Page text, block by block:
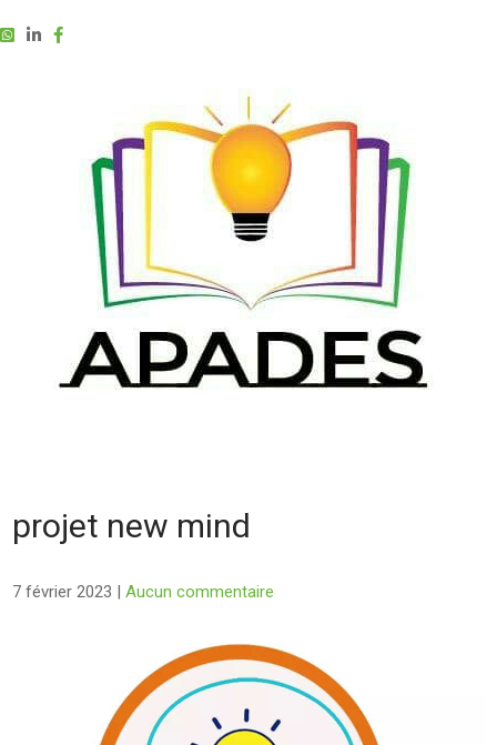
projet new mind
7 février 2023 |Aucun commentaire